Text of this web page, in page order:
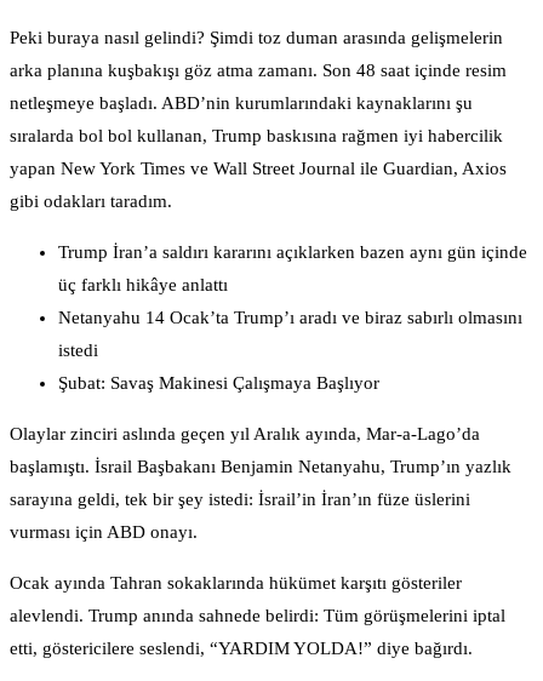
Peki buraya nasıl gelindi? Şimdi toz duman arasında gelişmelerin
arka planına kuşbakışı göz atma zamanı. Son 48 saat içinde resim
netleşmeye başladı. ABD’nin kurumlarındaki kaynaklarını şu
sıralarda bol bol kullanan, Trump baskısına rağmen iyi habercilik
yapan New York Times ve Wall Street Journal ile Guardian, Axios
gibi odakları taradım.
Trump İran’a saldırı kararını açıklarken bazen aynı gün içinde
üç farklı hikâye anlattı
Netanyahu 14 Ocak’ta Trump’ı aradı ve biraz sabırlı olmasını
istedi
Şubat: Savaş Makinesi Çalışmaya Başlıyor
Olaylar zinciri aslında geçen yıl Aralık ayında, Mar-a-Lago’da
başlamıştı. İsrail Başbakanı Benjamin Netanyahu, Trump’ın yazlık
sarayına geldi, tek bir şey istedi: İsrail’in İran’ın füze üslerini
vurması için ABD onayı.
Ocak ayında Tahran sokaklarında hükümet karşıtı gösteriler
alevlendi. Trump anında sahnede belirdi: Tüm görüşmelerini iptal
etti, göstericilere seslendi, “YARDIM YOLDA!” diye bağırdı.